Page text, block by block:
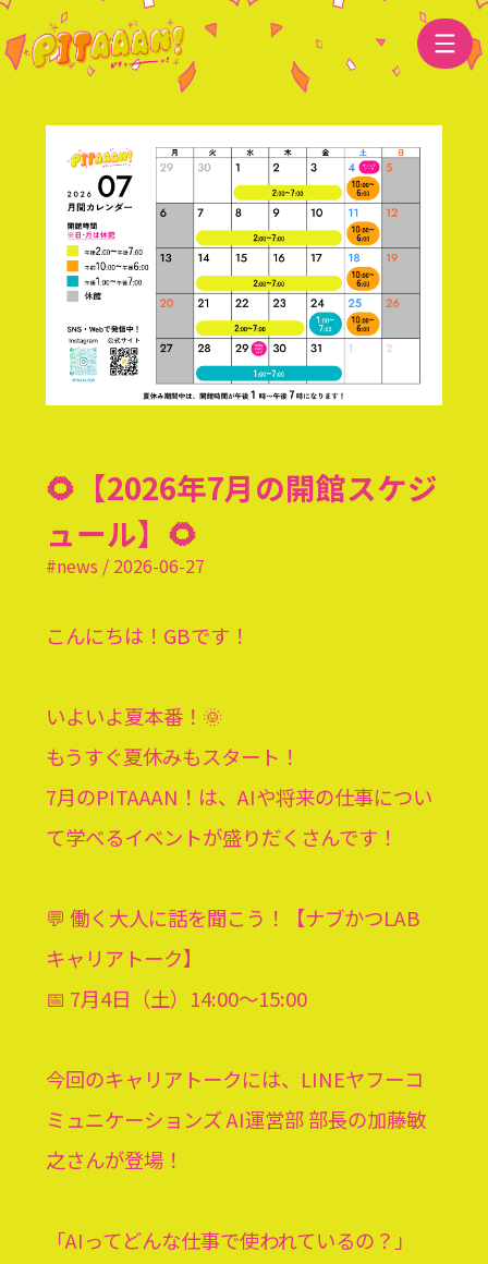
🌻【2026年7月の開館スケジ
ュール】🌻
#news / 2026-06-27
こんにちは！GBです！
いよいよ夏本番！🌞
もうすぐ夏休みもスタート！
7月のPITAAAN！は、AIや将来の仕事につい
て学べるイベントが盛りだくさんです！
💬 働く大人に話を聞こう！【ナブかつLAB
キャリアトーク】
📅 7月4日（土）14:00〜15:00
今回のキャリアトークには、LINEヤフーコ
ミュニケーションズ AI運営部 部長の加藤敏
之さんが登場！
「AIってどんな仕事で使われているの？」